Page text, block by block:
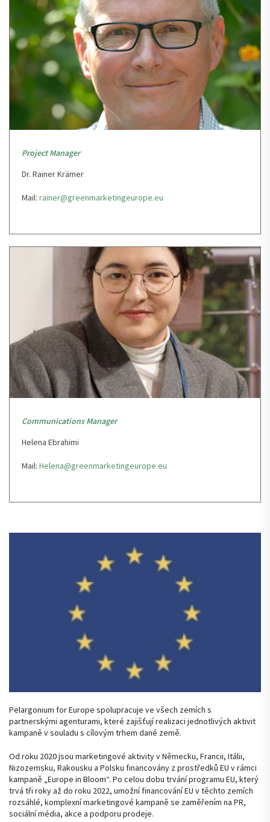
Project Manager
Dr. Rainer Krämer
Mail: rainer@greenmarketingeurope.eu
Communications Manager
Helena Ebrahimi
Mail: Helena@greenmarketingeurope.eu
Pelargonium for Europe spolupracuje ve všech zemích s
partnerskými agenturami, které zajišťují realizaci jednotlivých aktivit
kampaně v souladu s cílovým trhem dané země.
Od roku 2020 jsou marketingové aktivity v Německu, Francii, Itálii,
Nizozemsku, Rakousku a Polsku financovány z prostředků EU v rámci
kampaně „Europe in Bloom“. Po celou dobu trvání programu EU, který
trvá tři roky až do roku 2022, umožní financování EU v těchto zemích
rozsáhlé, komplexní marketingové kampaně se zaměřením na PR,
sociální média, akce a podporu prodeje.